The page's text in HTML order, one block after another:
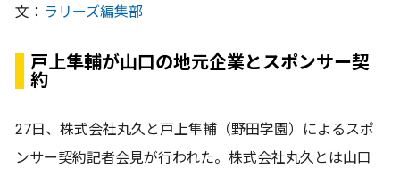
文： ラリーズ編集部
戸上隼輔が山口の地元企業とスポンサー契
約
27日、株式会社丸久と戸上隼輔（野田学園）によるスポ
ンサー契約記者会見が行われた。株式会社丸久とは山口